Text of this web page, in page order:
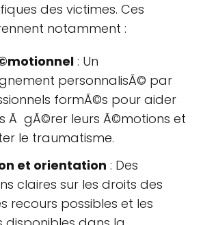
des victimes. Ces
notamment :
: Un
personnalisÃ© par
formÃ©s pour aider
Ã gÃ©rer leurs Ã©motions et
le traumatisme.
et orientation : Des
claires sur les droits des
recours possibles et les